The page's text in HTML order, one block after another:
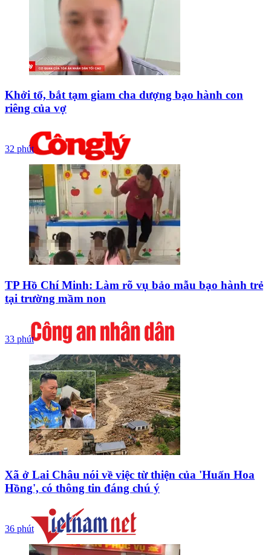
Khởi tố, bắt tạm giam cha dượng bạo hành con
riêng của vợ
32 phút
TP Hồ Chí Minh: Làm rõ vụ bảo mẫu bạo hành trẻ
tại trường mầm non
33 phút
Xã ở Lai Châu nói về việc từ thiện của 'Huấn Hoa
Hồng', có thông tin đáng chú ý
36 phút